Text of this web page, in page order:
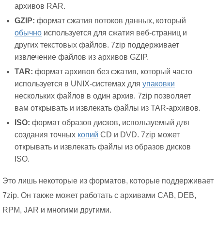
архивов RAR.
GZIP: формат сжатия потоков данных, который
обычно используется для сжатия веб-страниц и
других текстовых файлов. 7zip поддерживает
извлечение файлов из архивов GZIP.
TAR: формат архивов без сжатия, который часто
используется в UNIX-системах для упаковки
нескольких файлов в один архив. 7zip позволяет
вам открывать и извлекать файлы из TAR-архивов.
ISO: формат образов дисков, используемый для
создания точных копий CD и DVD. 7zip может
открывать и извлекать файлы из образов дисков
ISO.
Это лишь некоторые из форматов, которые поддерживает
7zip. Он также может работать с архивами CAB, DEB,
RPM, JAR и многими другими.